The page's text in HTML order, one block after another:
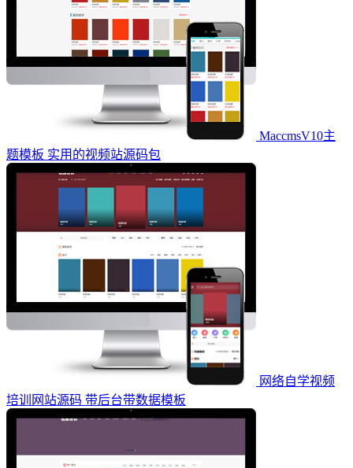
MaccmsV10主
题模板 实用的视频站源码包
网络自学视频
培训网站源码 带后台带数据模板